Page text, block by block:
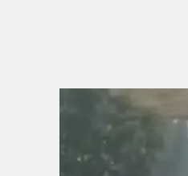
شادیوں کا بڑھتا ہوا رجحان اور راولپنڈی
میں اندارج پر پابندی ایک نیا تنازعہ
October 14, 2025